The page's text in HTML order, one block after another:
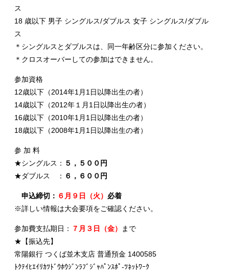
ス
18 歳以下 男子 シングルス/ダブルス 女子 シングルス/ダブル
ス
＊シングルスとダブルスは、同一年齢区分に参加ください。
＊クロスオーバーしての参加はできません。
参加資格
12歳以下（2014年1月1日以降出生の者）
14歳以下（2012年１月1日以降出生の者）
16歳以下（2010年1月1日以降出生の者）
18歳以下（2008年1月1日以降出生の者）
参 加 料
★シングルス： ５，５００円
★ダブルス ： ６，６００円
申込締切： ６月９日（火） 必着
※詳しい情報は大会要項をご確認ください。
参加費支払期日： ７月３日（金）
まで
★【振込先】
常陽銀行 つくば並木支店 普通預金 1400585
ﾄｸﾃｲﾋｴｲﾘｶﾂﾄﾞｳﾎｳｼﾞﾝﾗﾌﾞｼﾞｬﾊﾟﾝｽﾎﾟ-ﾂﾈｯﾄﾜｰｸ